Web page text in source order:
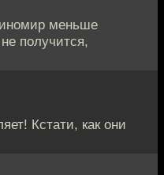
меньше
получится,
Кстати, как они